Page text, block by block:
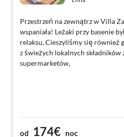
Przestrzeń na zewnątrz w Villa
wspaniała! Leżaki przy basenie
relaksu, Cieszyliśmy się również
z świeżych lokalnych składników
supermarketów,
od 174€ noc